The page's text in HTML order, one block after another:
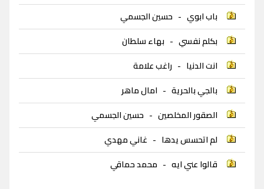
باب ابوي - حسين الجسمي
بكلم نفسي - بهاء سلطان
انت الدنيا - راغب علامة
بالجي بالحرية - امال ماهر
الصقور المخلصين - حسين الجسمي
لم اتحسس يدها - غاني مهدي
قالوا عني ايه - محمد حماقي